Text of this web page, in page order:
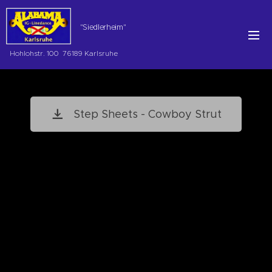
"Siedlerheim"
Hohlohstr. 100 76189 Karlsruhe
Step Sheets - Cowboy Strut